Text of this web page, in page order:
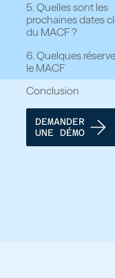
5. Quelles sont les
prochaines dates
du MACF ?
6. Quelques
le MACF
Conclusion
DEMANDER
UNE DÉMO